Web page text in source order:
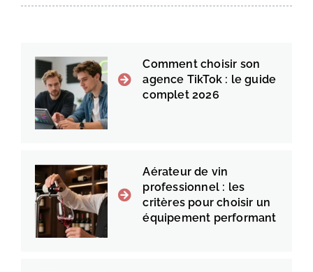
Comment choisir son
agence TikTok : le guide
complet 2026
Aérateur de vin
professionnel : les
critères pour choisir un
équipement performant